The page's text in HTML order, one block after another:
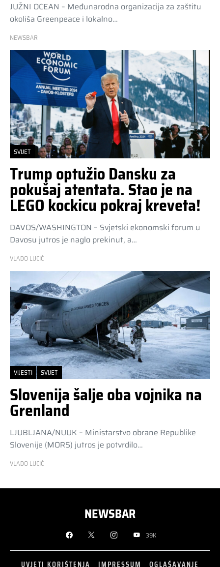
JUŽNI OCEAN – Međunarodna organizacija za zaštitu
okoliša Greenpeace i lokalno…
NEWSBAR
SVIJET
Trump optužio Dansku za
pokušaj atentata. Stao je na
LEGO kockicu pokraj kreveta!
DAVOS/WASHINGTON – Svjetski ekonomski forum u
Davosu jutros je naglo prekinut, a…
VLADO LUCIĆ
VIJESTI SVIJET
Slovenija šalje oba vojnika na
Grenland
LJUBLJANA/NUUK – Ministarstvo obrane Republike
Slovenije (MORS) jutros je potvrdilo…
VLADO LUCIĆ
NEWSBAR
39K
UVJETI KORIŠTENJA IMPRESSUM OGLAŠAVANJE